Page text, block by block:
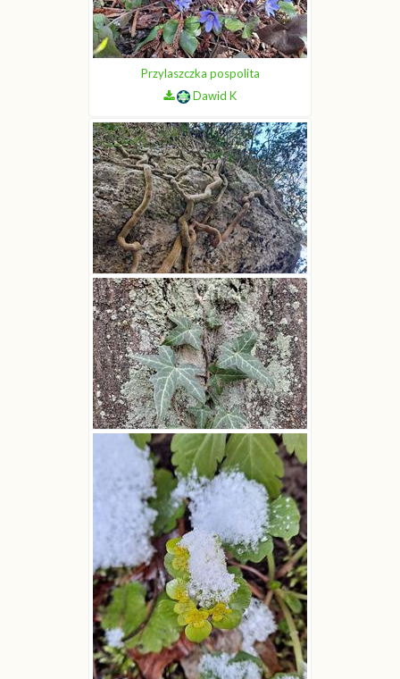
Przylaszczka pospolita
Dawid K
Bluszcz pospolity
Dawid K
Bluszcz pospolity
Dawid K